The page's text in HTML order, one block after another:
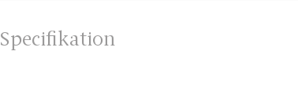
Specifikation